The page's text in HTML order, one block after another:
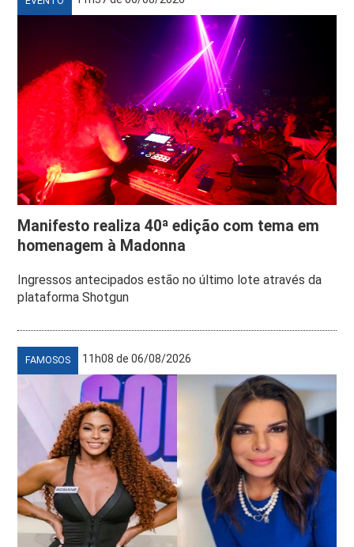
Manifesto realiza 40ª edição com tema em
homenagem à Madonna
Ingressos antecipados estão no último lote através da
plataforma Shotgun
FAMOSOS 11h08 de 06/08/2026